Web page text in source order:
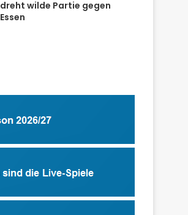
dreht wilde Partie gegen
Essen